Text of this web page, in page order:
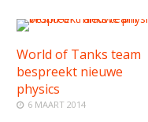
World of Tanks team
bespreekt nieuwe
physics
6 MAART 2014